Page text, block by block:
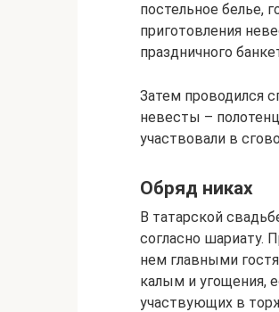
постельное белье,
приготовления
праздничного
Затем проводился
невесты –
участвовали в
Обряд никах
В татарской
согласно шариату.
нем главными
калым и угощения,
участвующих в